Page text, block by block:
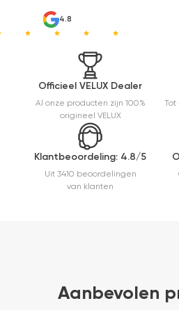
4.8
Officieel VELUX Dealer
Al onze producten zijn 100%
origineel VELUX
Tot
Klantbeoordeling: 4.8/5
Uit 3410 beoordelingen
van klanten
Aanbevolen